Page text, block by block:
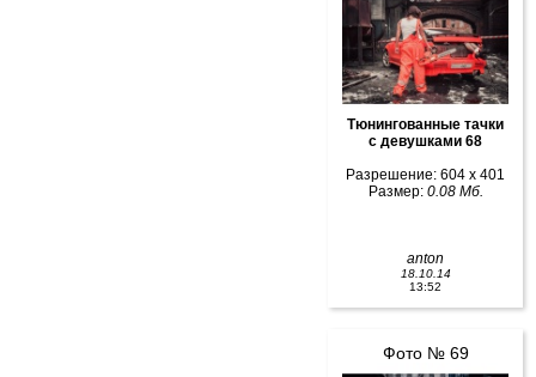
Тюнингованные тачки
с девушками 68
Разрешение: 604 x 401
Размер: 0.08 Мб.
anton
18.10.14
13:52
Фото № 69